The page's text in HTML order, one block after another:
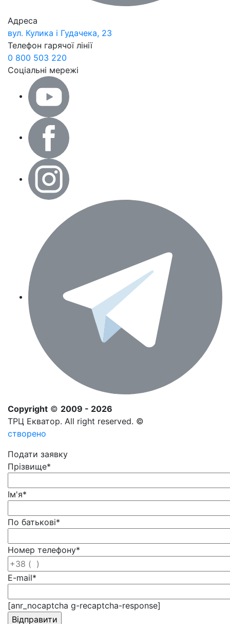
Адреса
вул. Кулика і Гудачека, 23
Телефон гарячої лінії
0 800 503 220
Соціальні мережі
Copyright © 2009 - 2026
ТРЦ Екватор. All right reserved. ©
створено
Подати заявку
Прізвище*
Ім'я*
По батькові*
Номер телефону*
E-mail*
[anr_nocaptcha g-recaptcha-response]